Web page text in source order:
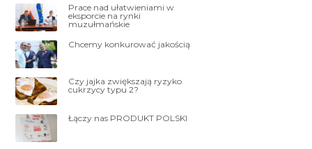
Prace nad ułatwieniami w
eksporcie na rynki
muzułmańskie
Chcemy konkurować jakością
Czy jajka zwiększają ryzyko
cukrzycy typu 2?
Łączy nas PRODUKT POLSKI